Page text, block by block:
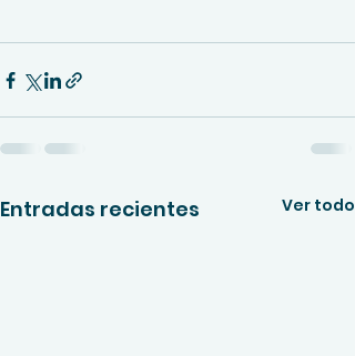
Entradas recientes Ver todo